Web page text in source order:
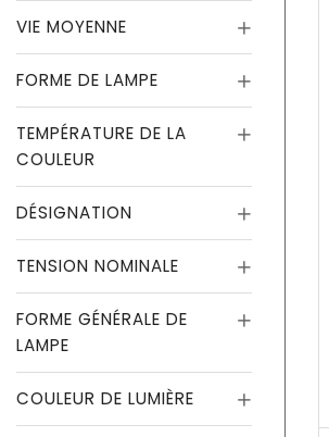
VIE MOYENNE
FORME DE LAMPE
TEMPÉRATURE DE LA
COULEUR
DÉSIGNATION
TENSION NOMINALE
FORME GÉNÉRALE DE
LAMPE
COULEUR DE LUMIÈRE